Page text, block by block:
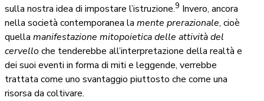
sulla nostra idea di impostare l’istruzione.9 Invero, ancora
nella società contemporanea la mente prerazionale, cioè
quella manifestazione mitopoieticadelle attività del
cervelloche tenderebbe all’interpretazione della realtà e
dei suoi eventi in forma di miti e leggende, verrebbe
trattata come uno svantaggio piuttosto che come una
risorsa da coltivare.